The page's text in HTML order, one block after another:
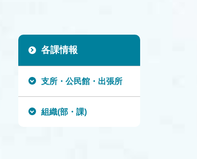
各課情報
支所・公民館・出張所
組織(部・課)